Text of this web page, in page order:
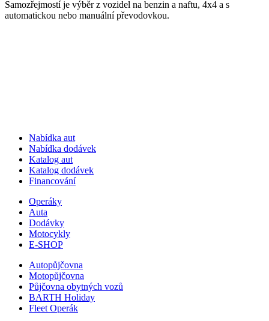
Samozřejmostí je výběr z vozidel na benzin a naftu, 4x4 a s
automatickou nebo manuální převodovkou.
Nabídka aut
Nabídka dodávek
Katalog aut
Katalog dodávek
Financování
Operáky
Auta
Dodávky
Motocykly
E-SHOP
Autopůjčovna
Motopůjčovna
Půjčovna obytných vozů
BARTH Holiday
Fleet Operák